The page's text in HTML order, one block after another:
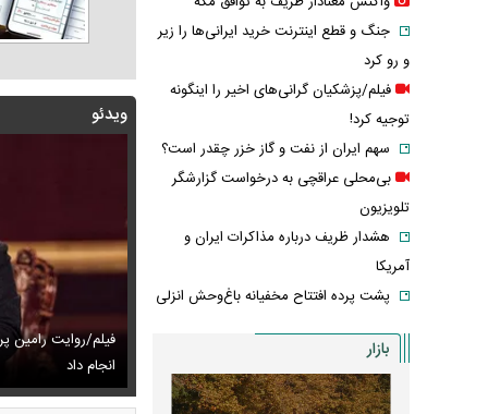
ویدئو
جدید بابک زنجانی به این استان ارسال شد
فیلم/روایت رامین
انجام داد
و دلتنگی نعیمه نظام‌دوست در سالگرد ماه‌چهره خلیلی عکس/ بهنوش
جنگ و قطع اینترنت خرید ایرانی‌ها را زیر
و رو کرد
فیلم/پزشکیان گرانی‌های اخیر را اینگونه
توجیه کرد!
سهم ایران از نفت و گاز خزر چقدر است؟
بی‌محلی عراقچی به درخواست گزارشگر
تلویزیون
هشدار ظریف درباره مذاکرات ایران و
آمریکا
پشت پرده افتتاح مخفیانه باغ‌وحش انزلی
بازار